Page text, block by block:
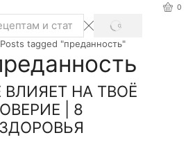
0
SEARCH
Posts tagged "преданность"
ВЛИЯЕТ НА ТВОЁ
| 8